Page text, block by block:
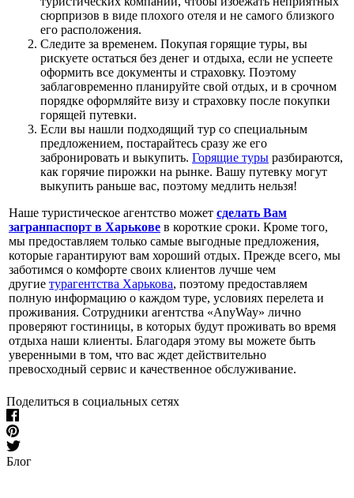
сюрпризов в виде плохого отеля и не самого близкого
его расположения.
Следите за временем. Покупая горящие туры, вы
рискуете остаться без денег и отдыха, если не успеете
оформить все документы и страховку. Поэтому
заблаговременно планируйте свой отдых, и в срочном
порядке оформляйте визу и страховку после покупки
горящей путевки.
Если вы нашли подходящий тур со специальным
предложением, постарайтесь сразу же его
забронировать и выкупить. Горящие туры разбираются,
как горячие пирожки на рынке. Вашу путевку могут
выкупить раньше вас, поэтому медлить нельзя!
Наше туристическое агентство может сделать Вам
загранпаспорт в Харькове в короткие сроки. Кроме того,
мы предоставляем только самые выгодные предложения,
которые гарантируют вам хороший отдых. Прежде всего, мы
заботимся о комфорте своих клиентов лучше чем
другие турагентства Харькова, поэтому предоставляем
полную информацию о каждом туре, условиях перелета и
проживания. Сотрудники агентства «AnyWay» лично
проверяют гостиницы, в которых будут проживать во время
отдыха наши клиенты. Благодаря этому вы можете быть
уверенными в том, что вас ждет действительно
превосходный сервис и качественное обслуживание.
Поделиться в социальных сетях
Блог